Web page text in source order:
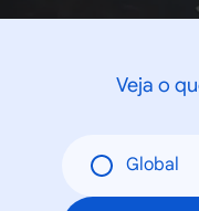
Veja o
Global